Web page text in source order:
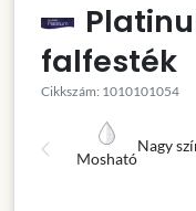
falfesték
Cikkszám: 1010101054
Mosható
Nagy